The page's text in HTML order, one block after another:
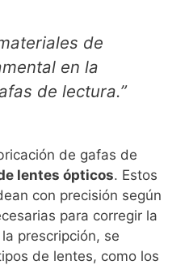
de
en la
de lectura.”
de gafas de
lentes ópticos. Estos
con precisión según
para corregir la
prescripción, se
de lentes, como los